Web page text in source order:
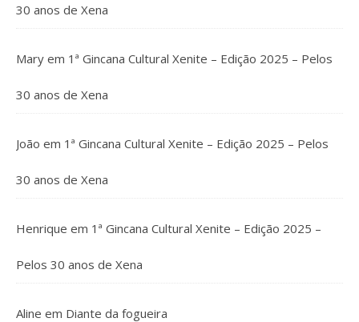
30 anos de Xena
Mary em 1ª Gincana Cultural Xenite – Edição 2025 – Pelos
30 anos de Xena
João em 1ª Gincana Cultural Xenite – Edição 2025 – Pelos
30 anos de Xena
Henrique em 1ª Gincana Cultural Xenite – Edição 2025 –
Pelos 30 anos de Xena
Aline em Diante da fogueira